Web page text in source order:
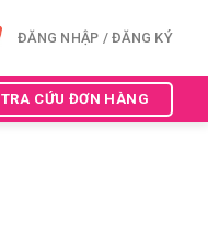
ĐĂNG NHẬP / ĐĂNG KÝ
TRA CỨU ĐƠN HÀNG